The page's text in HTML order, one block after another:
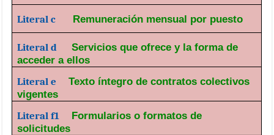
Literal c Remuneración mensual por puesto
Literal d
Servicios que ofrece y la forma de
acceder a ellos
Literal e
Texto íntegro de contratos colectivos
vigentes
Literal f1
Formularios o formatos de
solicitudes